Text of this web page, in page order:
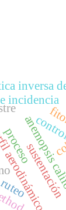
sustentación
incidencia
proceso
ruteo
inversa